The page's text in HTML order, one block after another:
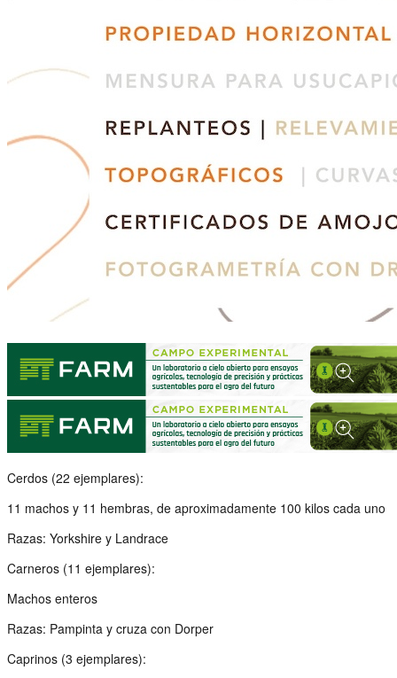
Cerdos (22 ejemplares):
11 machos y 11 hembras, de aproximadamente 100 kilos cada uno
Razas: Yorkshire y Landrace
Carneros (11 ejemplares):
Machos enteros
Razas: Pampinta y cruza con Dorper
Caprinos (3 ejemplares):